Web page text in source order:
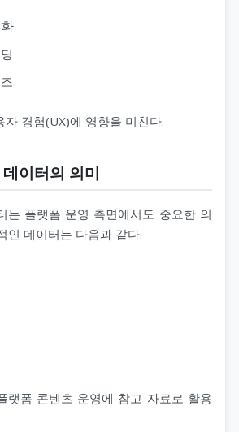
자 경험(UX)에 영향을 미친다.
이터의 의미
는 플랫폼 운영 측면에서도 중요한 의
인 데이터는 다음과 같다.
랫폼 콘텐츠 운영에 참고 자료로 활용